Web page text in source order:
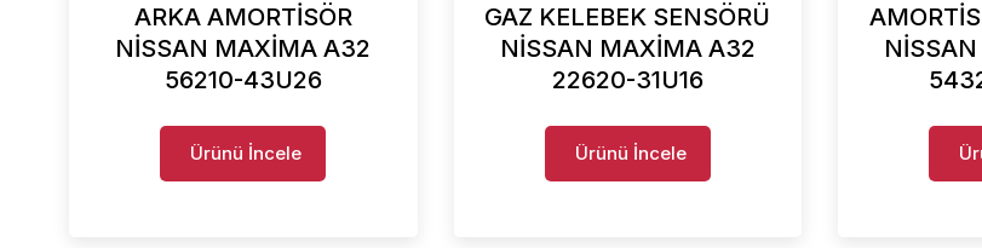
ARKA AMORTİSÖR
NİSSAN MAXİMA A32
56210-43U26
Ürünü İncele
GAZ KELEBEK SENSÖRÜ
NİSSAN MAXİMA A32
22620-31U16
Ürünü İncele